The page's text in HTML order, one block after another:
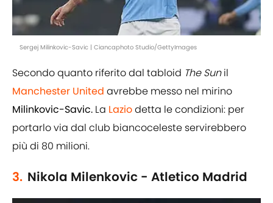
Sergej Milinkovic-Savic | Ciancaphoto Studio/GettyImages
Secondo quanto riferito dal tabloid The Sunil
Manchester United avrebbe messo nel mirino
Milinkovic-Savic. La Laziodetta le condizioni: per
portarlo via dal club biancoceleste servirebbero
più di 80 milioni.
3. Nikola Milenkovic - Atletico Madrid